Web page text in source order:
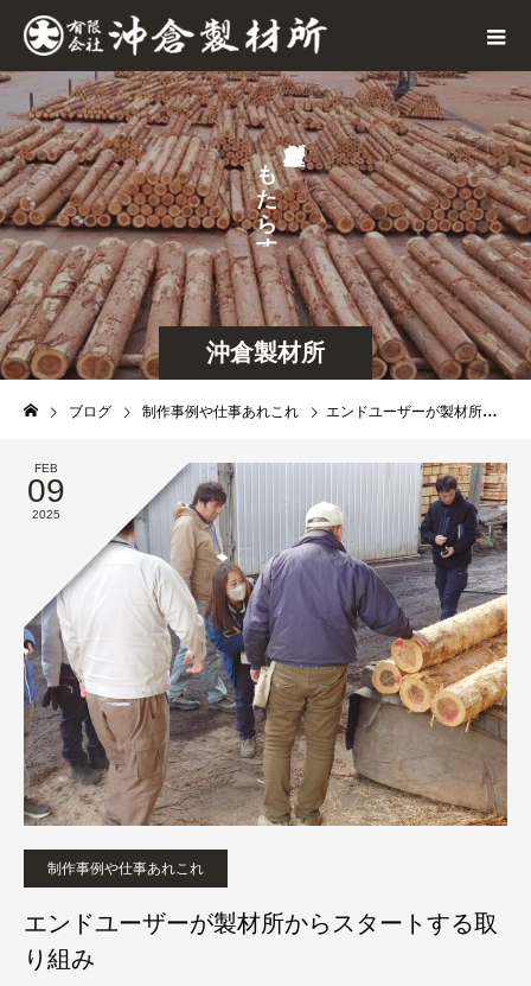
沖倉製材所
が
も
た
ら
す
ブログ 制作事例や仕事あれこれ エンドユーザーが製材所からスタートする取り組み
FEB
09
2025
制作事例や仕事あれこれ
エンドユーザーが製材所からスタートする取
り組み